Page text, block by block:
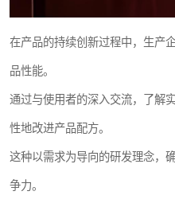
在产品的持续创新过程中，生产
品性能。
通过与使用者的深入交流，了解
性地改进产品配方。
这种以需求为导向的研发理念，
争力。